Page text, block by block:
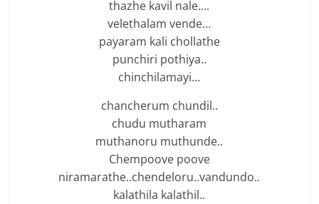
thazhe kavil nale….
velethalam vende…
payaram kali chollathe
punchiri pothiya..
chinchilamayi…
chancherum chundil..
chudu mutharam
muthanoru muthunde..
Chempoove poove
niramarathe..chendeloru..vandundo..
kalathila kalathil..